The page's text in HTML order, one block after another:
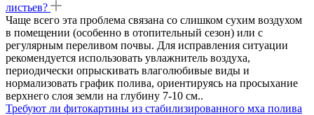
листьев?
Чаще всего эта проблема связана со слишком сухим воздухом
в помещении (особенно в отопительный сезон) или с
регулярным переливом почвы. Для исправления ситуации
рекомендуется использовать увлажнитель воздуха,
периодически опрыскивать влаголюбивые виды и
нормализовать график полива, ориентируясь на просыхание
верхнего слоя земли на глубину 7-10 см..
Требуют ли фитокартины из стабилизированного мха полива